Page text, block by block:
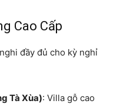
Cao Cấp
đầy đủ cho kỳ nghỉ
Tà Xùa): Villa gỗ cao